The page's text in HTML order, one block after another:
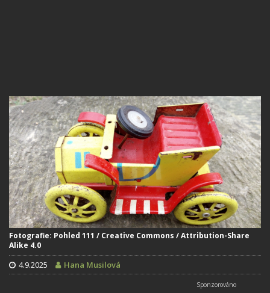
Fotografie: Pohled 111 / Creative Commons / Attribution-Share
Alike 4.0
4.9.2025 Hana Musilová